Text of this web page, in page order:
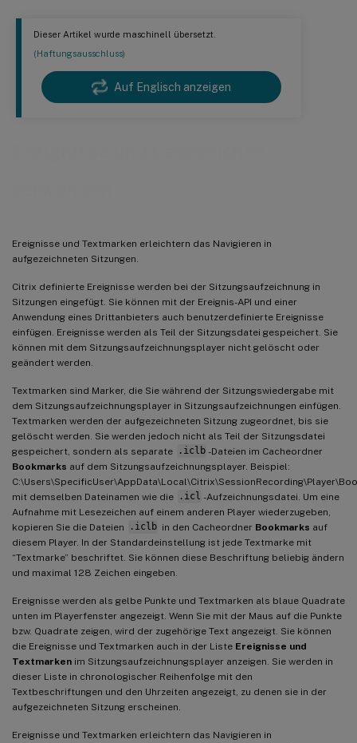
Dieser Artikel wurde maschinell übersetzt.
(Haftungsausschluss)
Auf Englisch anzeigen
Ereignisse und Textmarken erleichtern das Navigieren in
aufgezeichneten Sitzungen.
Citrix definierte Ereignisse werden bei der Sitzungsaufzeichnung in
Sitzungen eingefügt. Sie können mit der Ereignis-API und einer
Anwendung eines Drittanbieters auch benutzerdefinierte Ereignisse
einfügen. Ereignisse werden als Teil der Sitzungsdatei gespeichert. Sie
können mit dem Sitzungsaufzeichnungsplayer nicht gelöscht oder
geändert werden.
Textmarken sind Marker, die Sie während der Sitzungswiedergabe mit
dem Sitzungsaufzeichnungsplayer in Sitzungsaufzeichnungen einfügen.
Textmarken werden der aufgezeichneten Sitzung zugeordnet, bis sie
gelöscht werden. Sie werden jedoch nicht als Teil der Sitzungsdatei
gespeichert, sondern als separate
.iclb -Dateien im Cacheordner
Bookmarks auf dem Sitzungsaufzeichnungsplayer. Beispiel:
mit demselben Dateinamen wie die
.icl -Aufzeichnungsdatei. Um eine
Aufnahme mit Lesezeichen auf einem anderen Player wiederzugeben,
kopieren Sie die Dateien
.iclb in den Cacheordner Bookmarks auf
diesem Player. In der Standardeinstellung ist jede Textmarke mit
“Textmarke” beschriftet. Sie können diese Beschriftung beliebig ändern
und maximal 128 Zeichen eingeben.
Ereignisse werden als gelbe Punkte und Textmarken als blaue Quadrate
unten im Playerfenster angezeigt. Wenn Sie mit der Maus auf die Punkte
bzw. Quadrate zeigen, wird der zugehörige Text angezeigt. Sie können
die Ereignisse und Textmarken auch in der Liste Ereignisse und
Textmarken im Sitzungsaufzeichnungsplayer anzeigen. Sie werden in
dieser Liste in chronologischer Reihenfolge mit den
Textbeschriftungen und den Uhrzeiten angezeigt, zu denen sie in der
aufgezeichneten Sitzung erscheinen.
Ereignisse und Textmarken erleichtern das Navigieren in